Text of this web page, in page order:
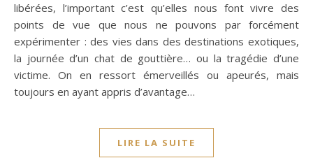
libérées, l’important c’est qu’elles nous font vivre des
points de vue que nous ne pouvons par forcément
expérimenter : des vies dans des destinations exotiques,
la journée d’un chat de gouttière… ou la tragédie d’une
victime. On en ressort émerveillés ou apeurés, mais
toujours en ayant appris d’avantage…
LIRE LA SUITE